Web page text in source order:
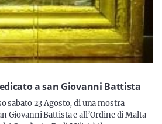
con le ultime news, iscriviti alla
a san Giovanni Battista
sabato 23 Agosto, di una mostra
Giovanni Battista e all’Ordine di Malta